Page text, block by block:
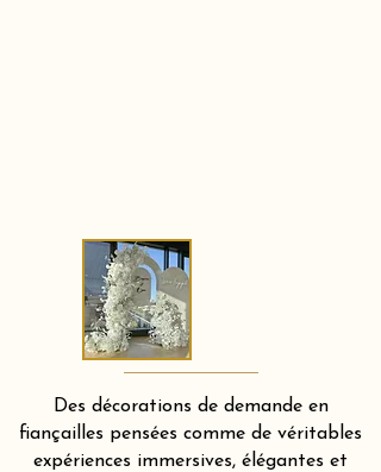
Des décorations de demande en
fiançailles pensées comme de véritables
expériences immersives, élégantes et